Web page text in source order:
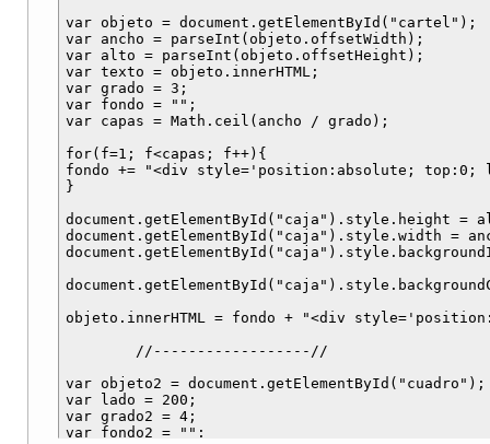
var objeto = document.getElementById("cartel");
var ancho = parseInt(objeto.offsetWidth);
var alto = parseInt(objeto.offsetHeight);
var texto = objeto.innerHTML;
var grado = 3;
var fondo = "";
var capas = Math.ceil(ancho / grado);
for(f=1; f<capas; f++){
fondo += "<div style='position:absolute;
}
document.getElementById("caja").style.height =
document.getElementById("caja").style.width =
objeto.innerHTML = fondo + "<div
var objeto2 = document.getElementById("cuadro");
var lado = 200;
var grado2 = 4;
var fondo2 = "";